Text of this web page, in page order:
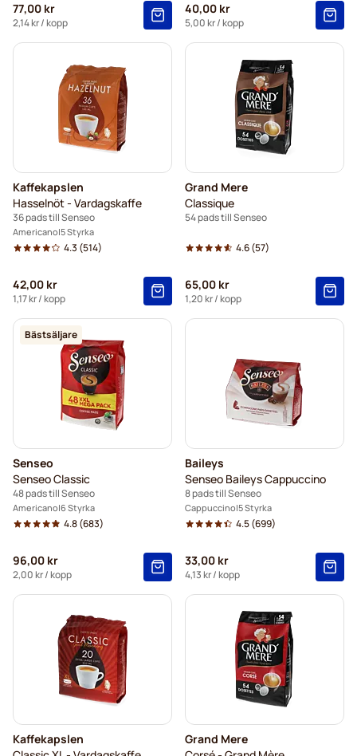
77,00 kr
2,14 kr/ kopp
40,00 kr
5,00 kr/ kopp
Kaffekapslen
Hasselnöt - Vardagskaffe
36 pads till Senseo
Americano 5 Styrka
4.3 (514)
42,00 kr
1,17 kr/ kopp
Grand Mere
Classique
54 pads till Senseo
4.6(57)
65,00 kr
1,20 kr/ kopp
Bästsäljare
Senseo
Senseo Classic
48 pads till Senseo
Americano 6 Styrka
4.8(683)
96,00 kr
2,00 kr/ kopp
Baileys
Senseo Baileys Cappuccino
8 pads till Senseo
Cappuccino 5 Styrka
4.5(699)
33,00 kr
4,13 kr/ kopp
Kaffekapslen
Grand Mere